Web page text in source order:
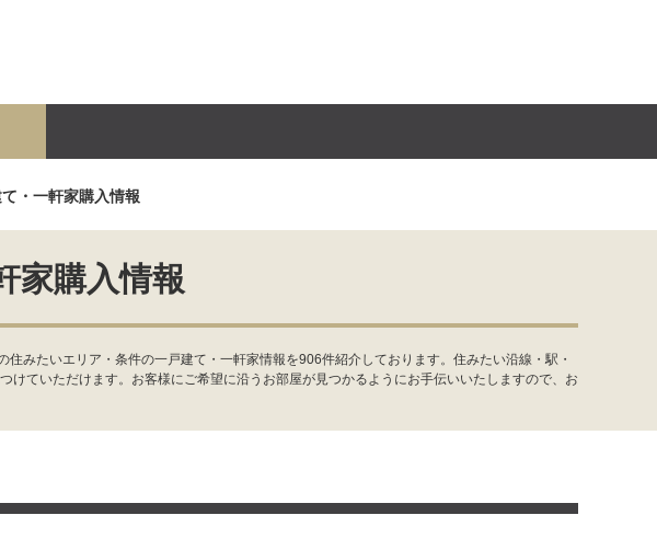
事業投資用
・一軒家購入情報
家購入情報
みたいエリア・条件の一戸建て・一軒家情報を906件紹介しております。住みたい沿線・駅・
ていただけます。お客様にご希望に沿うお部屋が見つかるようにお手伝いいたしますので、お